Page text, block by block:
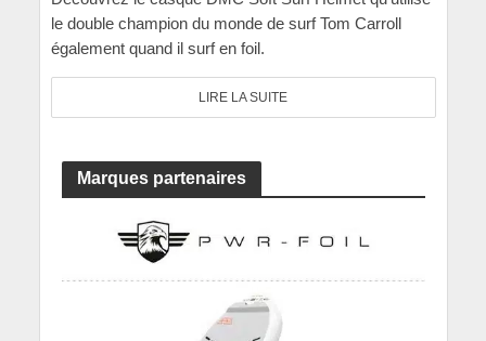
le double champion du monde de surf Tom Carroll
également quand il surf en foil.
LIRE LA SUITE
Marques partenaires